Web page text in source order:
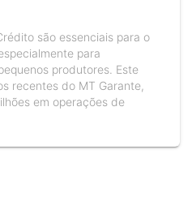
são essenciais para o
para
produtores. Este
recentes do MT Garante,
em operações de